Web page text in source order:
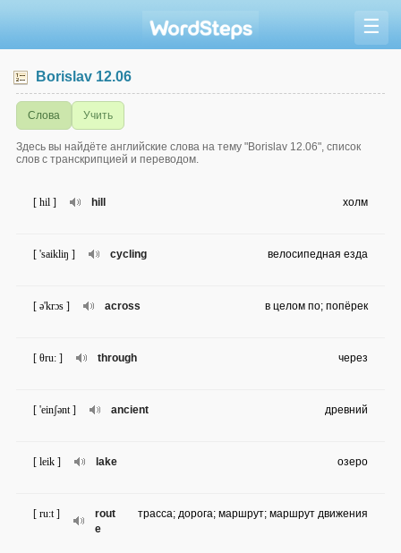
☰
Borislav 12.06
Слова Учить
Здесь вы найдёте английские слова на тему "Borislav 12.06", список
слов с транскрипцией и переводом.
hill
[ hil ] холм
cycling
[ 'saikliŋ ] велосипедная езда
across
[ ə'krɔs ] в целом по; попёрек
through
[ θru: ] через
ancient
[ 'einʃənt ] древний
lake
[ leik ] озеро
rout
e
[ ru:t ] трасса; дорога; маршрут; маршрут движения